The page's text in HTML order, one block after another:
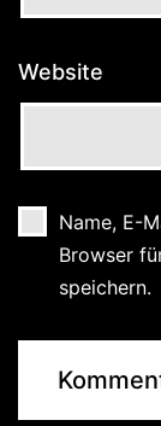
Website
Name, E-
Browser
speichern.